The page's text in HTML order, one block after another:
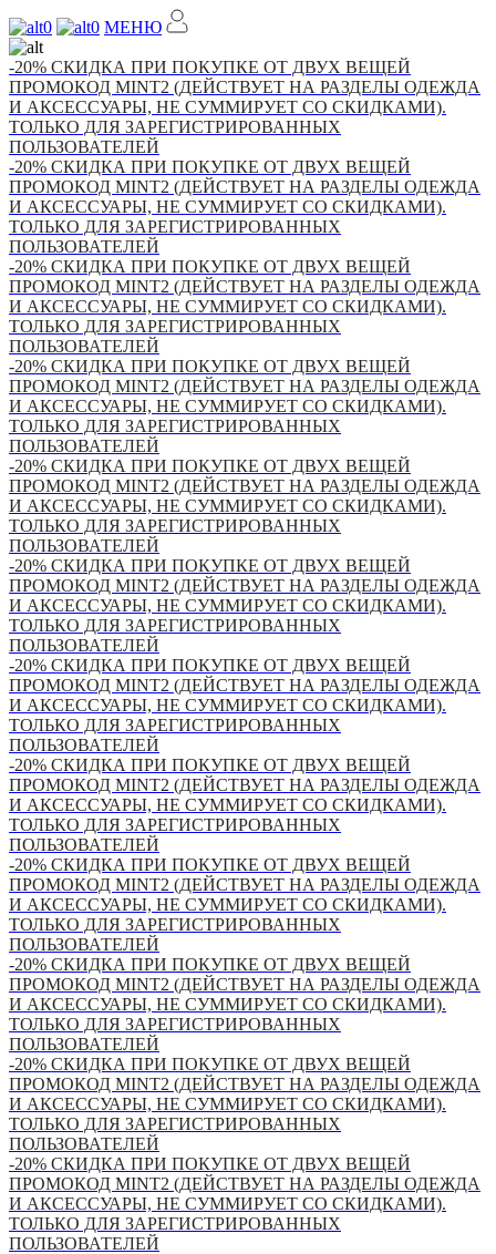
0 0 МЕНЮ
-20% СКИДКА ПРИ ПОКУПКЕ ОТ ДВУХ ВЕЩЕЙ
ПРОМОКОД MINT2 (ДЕЙСТВУЕТ НА РАЗДЕЛЫ ОДЕЖДА
И АКСЕССУАРЫ, НЕ СУММИРУЕТ СО СКИДКАМИ).
ТОЛЬКО ДЛЯ ЗАРЕГИСТРИРОВАННЫХ
ПОЛЬЗОВАТЕЛЕЙ
-20% СКИДКА ПРИ ПОКУПКЕ ОТ ДВУХ ВЕЩЕЙ
ПРОМОКОД MINT2 (ДЕЙСТВУЕТ НА РАЗДЕЛЫ ОДЕЖДА
И АКСЕССУАРЫ, НЕ СУММИРУЕТ СО СКИДКАМИ).
ТОЛЬКО ДЛЯ ЗАРЕГИСТРИРОВАННЫХ
ПОЛЬЗОВАТЕЛЕЙ
-20% СКИДКА ПРИ ПОКУПКЕ ОТ ДВУХ ВЕЩЕЙ
ПРОМОКОД MINT2 (ДЕЙСТВУЕТ НА РАЗДЕЛЫ ОДЕЖДА
И АКСЕССУАРЫ, НЕ СУММИРУЕТ СО СКИДКАМИ).
ТОЛЬКО ДЛЯ ЗАРЕГИСТРИРОВАННЫХ
ПОЛЬЗОВАТЕЛЕЙ
-20% СКИДКА ПРИ ПОКУПКЕ ОТ ДВУХ ВЕЩЕЙ
ПРОМОКОД MINT2 (ДЕЙСТВУЕТ НА РАЗДЕЛЫ ОДЕЖДА
И АКСЕССУАРЫ, НЕ СУММИРУЕТ СО СКИДКАМИ).
ТОЛЬКО ДЛЯ ЗАРЕГИСТРИРОВАННЫХ
ПОЛЬЗОВАТЕЛЕЙ
-20% СКИДКА ПРИ ПОКУПКЕ ОТ ДВУХ ВЕЩЕЙ
ПРОМОКОД MINT2 (ДЕЙСТВУЕТ НА РАЗДЕЛЫ ОДЕЖДА
И АКСЕССУАРЫ, НЕ СУММИРУЕТ СО СКИДКАМИ).
ТОЛЬКО ДЛЯ ЗАРЕГИСТРИРОВАННЫХ
ПОЛЬЗОВАТЕЛЕЙ
-20% СКИДКА ПРИ ПОКУПКЕ ОТ ДВУХ ВЕЩЕЙ
ПРОМОКОД MINT2 (ДЕЙСТВУЕТ НА РАЗДЕЛЫ ОДЕЖДА
И АКСЕССУАРЫ, НЕ СУММИРУЕТ СО СКИДКАМИ).
ТОЛЬКО ДЛЯ ЗАРЕГИСТРИРОВАННЫХ
ПОЛЬЗОВАТЕЛЕЙ
-20% СКИДКА ПРИ ПОКУПКЕ ОТ ДВУХ ВЕЩЕЙ
ПРОМОКОД MINT2 (ДЕЙСТВУЕТ НА РАЗДЕЛЫ ОДЕЖДА
И АКСЕССУАРЫ, НЕ СУММИРУЕТ СО СКИДКАМИ).
ТОЛЬКО ДЛЯ ЗАРЕГИСТРИРОВАННЫХ
ПОЛЬЗОВАТЕЛЕЙ
-20% СКИДКА ПРИ ПОКУПКЕ ОТ ДВУХ ВЕЩЕЙ
ПРОМОКОД MINT2 (ДЕЙСТВУЕТ НА РАЗДЕЛЫ ОДЕЖДА
И АКСЕССУАРЫ, НЕ СУММИРУЕТ СО СКИДКАМИ).
ТОЛЬКО ДЛЯ ЗАРЕГИСТРИРОВАННЫХ
ПОЛЬЗОВАТЕЛЕЙ
-20% СКИДКА ПРИ ПОКУПКЕ ОТ ДВУХ ВЕЩЕЙ
ПРОМОКОД MINT2 (ДЕЙСТВУЕТ НА РАЗДЕЛЫ ОДЕЖДА
И АКСЕССУАРЫ, НЕ СУММИРУЕТ СО СКИДКАМИ).
ТОЛЬКО ДЛЯ ЗАРЕГИСТРИРОВАННЫХ
ПОЛЬЗОВАТЕЛЕЙ
-20% СКИДКА ПРИ ПОКУПКЕ ОТ ДВУХ ВЕЩЕЙ
ПРОМОКОД MINT2 (ДЕЙСТВУЕТ НА РАЗДЕЛЫ ОДЕЖДА
И АКСЕССУАРЫ, НЕ СУММИРУЕТ СО СКИДКАМИ).
ТОЛЬКО ДЛЯ ЗАРЕГИСТРИРОВАННЫХ
ПОЛЬЗОВАТЕЛЕЙ
-20% СКИДКА ПРИ ПОКУПКЕ ОТ ДВУХ ВЕЩЕЙ
ПРОМОКОД MINT2 (ДЕЙСТВУЕТ НА РАЗДЕЛЫ ОДЕЖДА
И АКСЕССУАРЫ, НЕ СУММИРУЕТ СО СКИДКАМИ).
ТОЛЬКО ДЛЯ ЗАРЕГИСТРИРОВАННЫХ
ПОЛЬЗОВАТЕЛЕЙ
-20% СКИДКА ПРИ ПОКУПКЕ ОТ ДВУХ ВЕЩЕЙ
ПРОМОКОД MINT2 (ДЕЙСТВУЕТ НА РАЗДЕЛЫ ОДЕЖДА
И АКСЕССУАРЫ, НЕ СУММИРУЕТ СО СКИДКАМИ).
ТОЛЬКО ДЛЯ ЗАРЕГИСТРИРОВАННЫХ
ПОЛЬЗОВАТЕЛЕЙ